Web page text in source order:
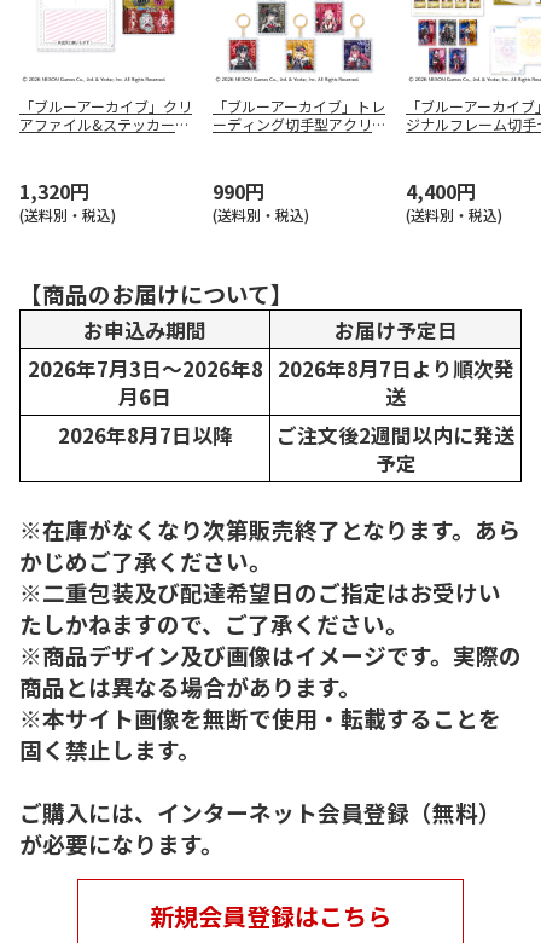
「ブルーアーカイブ」クリ
アファイル&ステッカーセ
1,320円
(送料別・税込)
「ブルーアーカイブ」トレ
ーディング切手型アクリル
990円
(送料別・税込)
「ブルーアーカイ
ジナルフレーム切手
4,400円
(送料別・税込)
【商品のお届けについて】
お申込み期間
お届け予定日
2026年7月3日～2026年8
月6日
2026年8月7日より順次発
送
2026年8月7日以降
ご注文後2週間以内に発送
予定
※在庫がなくなり次第販売終了となります。あら
かじめご了承ください。
※二重包装及び配達希望日のご指定はお受けい
たしかねますので、ご了承ください。
※商品デザイン及び画像はイメージです。実際の
商品とは異なる場合があります。
※本サイト画像を無断で使用・転載することを
固く禁止します。
ご購入には、インターネット会員登録（無料）
が必要になります。
新規会員登録はこちら